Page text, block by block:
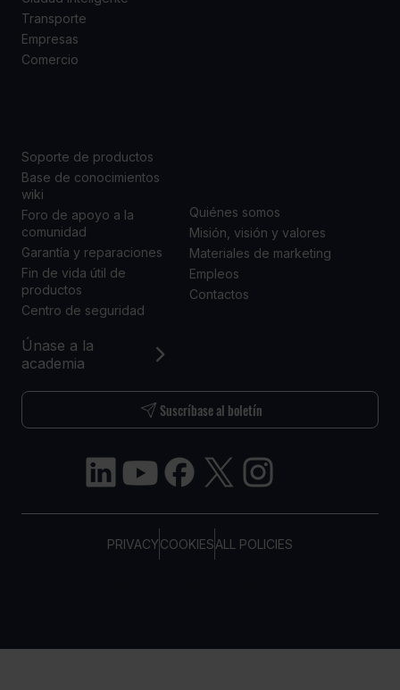
PRIVACYCOOKIESALL POLICIES
Únase a la
academia
Suscríbase al boletín
Transporte
Empresas
Comercio
Soporte de productos
Base de conocimientos
wiki
Foro de apoyo a la
comunidad
Garantía y reparaciones
Fin de vida útil de
productos
Centro de seguridad
Quiénes somos
Misión, visión y valores
Materiales de marketing
Empleos
Contactos